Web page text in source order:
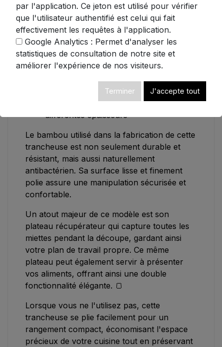
Dimensions extérieures : 32 x 22 x 15
cm
Dimensions intérieures : 26 x 16 x 13
cm
Matériau : Bambou naturel de haute
qualité
Plateau récupérateur de miettes intégré
Design pliable pour un rangement facile
Guide de coupe ajustable pour
différentes épaisseurs
Le bambou utilisé dans la fabrication de cette
trancheuse est non seulement durable et
résistant, mais aussi naturellement
antibactérien. Sa surface lisse et finement
polie assure une manipulation sécurisée et
confortable.
Un atout majeur de ce modèle est son
plateau récupérateur qui capture toutes les
miettes pendant la découpe, gardant ainsi
votre plan de travail propre. Ce même
plateau peut également servir à présenter
vos aliments, offrant ainsi une double
fonctionnalité élégante. 🍞
Lorsque vous ne l'utilisez pas, cette
trancheuse se plie facilement pour un
rangement compact, économisant l'espace
précieux de votre cuisine tout en préservant
par l'application. Ce jeton est utilisé pour vérifier
que l'utilisateur authentifié est celui qui fait
effectivement les requêtes à l'application.
Google Analytics : Permet d'analyser les
statistiques de consultation de notre site et
améliorer l'expérience de nos visiteurs.
Terminer J'accepte tout